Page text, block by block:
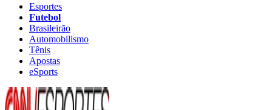
Esportes
Futebol
Brasileirão
Automobilismo
Tênis
Apostas
eSports